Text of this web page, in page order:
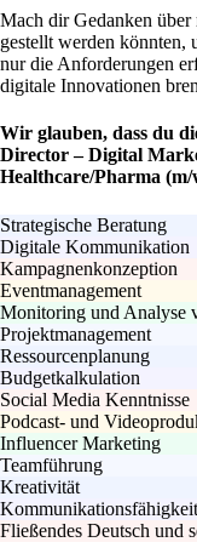
Mach dir Gedanken
gestellt werden könnten,
nur die Anforderungen
digitale Innovationen
Wir glauben, dass du
Director – Digital
Healthcare/Pharma
Strategische Beratung
Digitale Kommunikation
Kampagnenkonzeption
Eventmanagement
Monitoring und Analyse
Projektmanagement
Ressourcenplanung
Budgetkalkulation
Social Media Kenntnisse
Podcast- und
Influencer Marketing
Teamführung
Kreativität
Fließendes Deutsch und